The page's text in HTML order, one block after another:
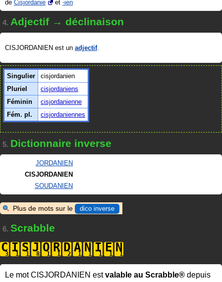
de Cisjordanie et -ien
4. Adjectif → déclinaison
CISJORDANIEN est un adjectif.
Singulier
cisjordanien
Pluriel
cisjordaniens
Féminin
cisjordanienne
Fém. pl.
cisjordaniennes
5. Dictionnaire inverse
JORDANIEN
CISJORDANIEN
SOUDANIEN
Plus de mots sur le dico inverse
6. Scrabble
C I S J O R D A N I E N
Le mot CISJORDANIEN estvalable au Scrabble® depuis